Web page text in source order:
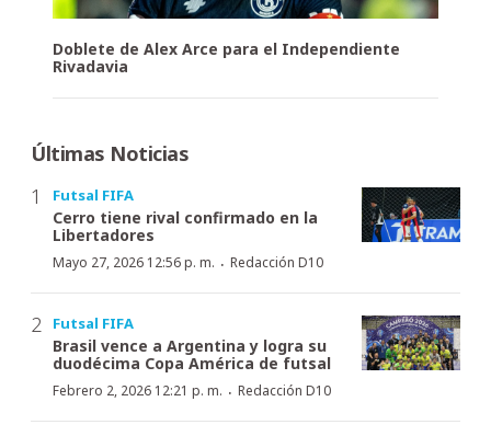
Doblete de Alex Arce para el Independiente
Rivadavia
Últimas Noticias
Futsal FIFA
Cerro tiene rival confirmado en la
Libertadores
Mayo 27, 2026 12:56 p. m. · Redacción D10
Futsal FIFA
Brasil vence a Argentina y logra su
duodécima Copa América de futsal
Febrero 2, 2026 12:21 p. m. · Redacción D10